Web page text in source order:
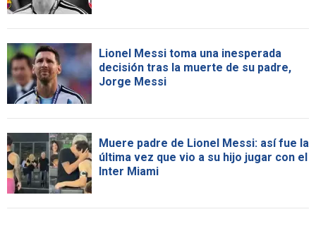
Lionel Messi toma una inesperada
decisión tras la muerte de su padre,
Jorge Messi
Muere padre de Lionel Messi: así fue la
última vez que vio a su hijo jugar con el
Inter Miami